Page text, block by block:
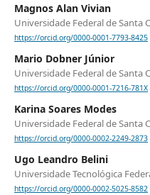
Magnos Alan Vivian
Universidade Federal de Santa
https://orcid.org/0000-0001-7793-8425
Mario Dobner Júnior
Universidade Federal de Santa
https://orcid.org/0000-0001-7216-781X
Karina Soares Modes
Universidade Federal de Santa
https://orcid.org/0000-0002-2249-2873
Ugo Leandro Belini
Universidade Tecnológica
https://orcid.org/0000-0002-5025-8582